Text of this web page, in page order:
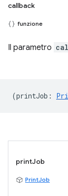
callback
funzione
Il parametro
(printJob :
printJob
PrintJob